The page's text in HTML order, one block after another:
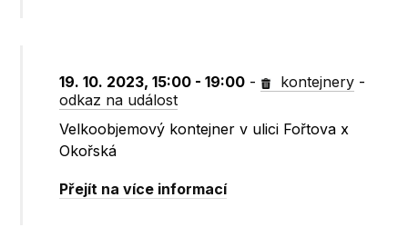
19. 10. 2023, 15:00 - 19:00 - kontejnery -
odkaz na událost
Velkoobjemový kontejner v ulici Fořtova x
Okořská
Přejít na více informací